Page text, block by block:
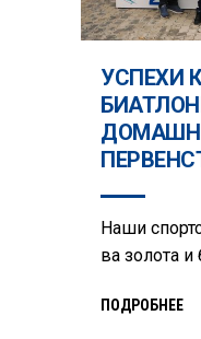
УСПЕХИ
Наши
ва золота и
ПОДРОБНЕЕ